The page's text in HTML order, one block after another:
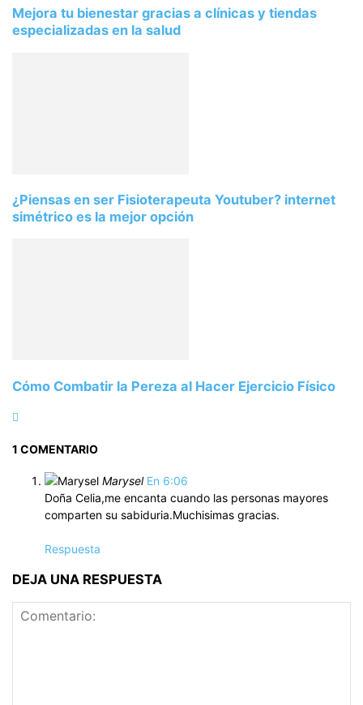
Mejora tu bienestar gracias a clínicas y tiendas
especializadas en la salud
¿Piensas en ser Fisioterapeuta Youtuber? internet
simétrico es la mejor opción
Cómo Combatir la Pereza al Hacer Ejercicio Físico
1 COMENTARIO
Marysel En 6:06
Doña Celia,me encanta cuando las personas mayores
comparten su sabiduria.Muchisimas gracias.
Respuesta
DEJA UNA RESPUESTA